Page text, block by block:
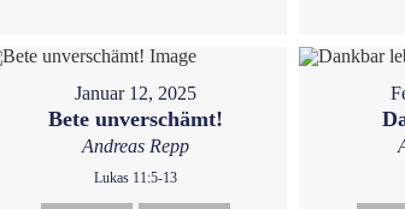
Januar 12, 2025
Bete unverschämt!
Andreas Repp
Lukas 11:5-13